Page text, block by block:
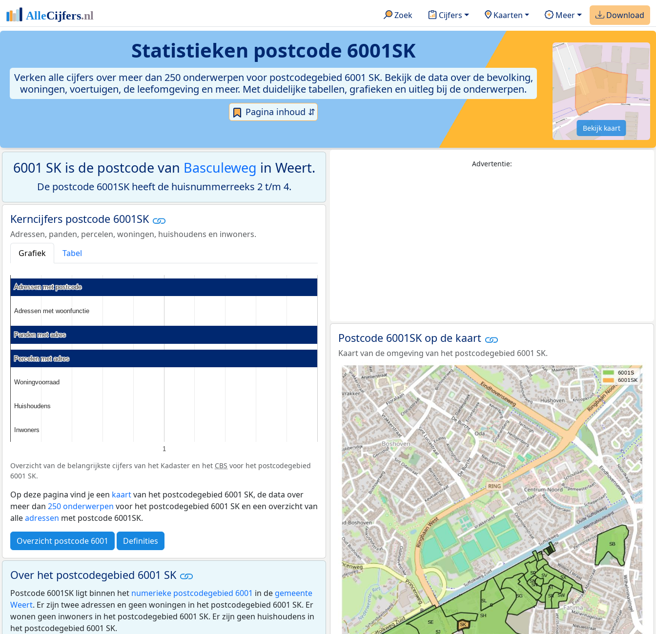
Zoek Cijfers Kaarten Meer Download
Statistieken postcode 6001SK
Verken alle cijfers over meer dan 250 onderwerpen voor postcodegebied 6001 SK. Bekijk de data over de bevolking,
woningen, voertuigen, de leefomgeving en meer. Met duidelijke tabellen, grafieken en uitleg bij de onderwerpen.
Pagina inhoud ⇵
Bekijk kaart
6001 SK is de postcode van Basculeweg in Weert.
De postcode 6001SK heeft de huisnummerreeks 2 t/m 4.
Kerncijfers postcode 6001SK
Adressen, panden, percelen, woningen, huishoudens en inwoners.
Grafiek
Tabel
1
Adressen met postcode
Adressen met postcode
Adressen met woonfunctie
Adressen met woonfunctie
Panden met adres
Panden met adres
Percelen met adres
Percelen met adres
Woningvoorraad
Woningvoorraad
Huishoudens
Huishoudens
Inwoners
Inwoners
Overzicht van de belangrijkste cijfers van het Kadaster en het CBS voor het postcodegebied
6001 SK.
Op deze pagina vind je een kaartvan het postcodegebied 6001 SK, de data over
meer dan 250 onderwerpen voor het postcodegebied 6001 SK en een overzicht van
alleadressen met postcode 6001SK.
Overzicht postcode 6001 Definities
Over het postcodegebied 6001 SK
Postcode 6001SK ligt binnen het numerieke postcodegebied 6001 in de gemeente
Weert. Er zijn twee adressen en geen woningen in het postcodegebied 6001 SK. Er
wonen geen inwoners in het postcodegebied 6001 SK. Er zijn geen huishoudens in
het postcodegebied 6001 SK.
Advertentie:
Postcode 6001SK op de kaart
Kaart van de omgeving van het postcodegebied 6001 SK.